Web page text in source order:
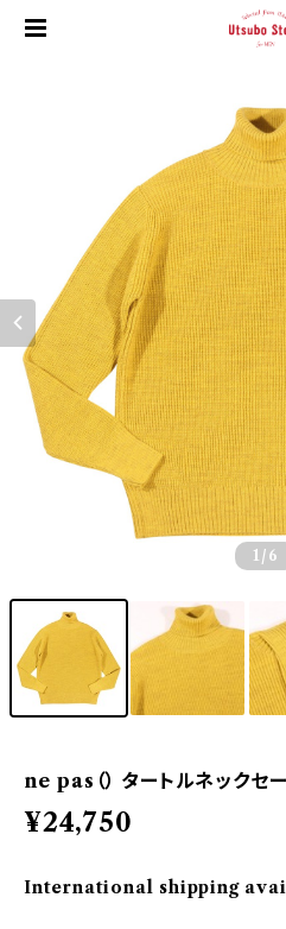
1 /6
ne pas（） タートルネック
¥24,750
International shipping